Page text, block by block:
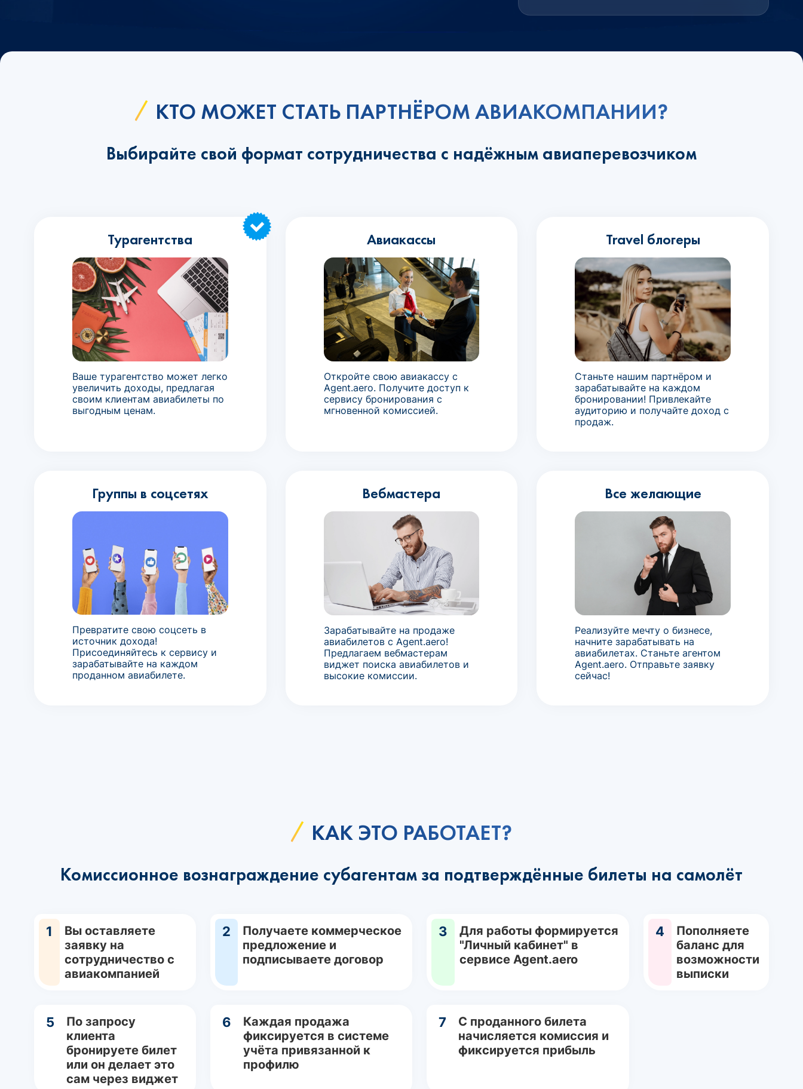
КТО МОЖЕТ СТАТЬ ПАРТНЁРОМ АВИАКОМПАНИИ?
Выбирайте свой формат сотрудничества с надёжным авиаперевозчиком
Турагентства
Ваше турагентство может легко
увеличить доходы, предлагая
своим клиентам авиабилеты по
выгодным ценам.
Авиакассы
Откройте свою авиакассу с
Agent.aero. Получите доступ к
сервису бронирования с
мгновенной комиссией.
Travel блогеры
Станьте нашим партнёром и
зарабатывайте на каждом
бронировании! Привлекайте
аудиторию и получайте доход с
продаж.
Группы в соцсетях
Превратите свою соцсеть в
источник дохода!
Присоединяйтесь к сервису и
зарабатывайте на каждом
проданном авиабилете.
Вебмастера
Зарабатывайте на продаже
авиабилетов с Agent.aero!
Предлагаем вебмастерам
виджет поиска авиабилетов и
высокие комиссии.
Все желающие
Реализуйте мечту о бизнесе,
начните зарабатывать на
авиабилетах. Станьте агентом
Agent.aero. Отправьте заявку
сейчас!
КАК ЭТО РАБОТАЕТ?
Комиссионное вознаграждение субагентам за подтверждённые билеты на самолёт
1
Вы оставляете
заявку на
сотрудничество с
авиакомпанией
2
Получаете коммерческое
предложение и
подписываете договор
3
Для работы формируется
"Личный кабинет" в
сервисе Agent.aero
4
Пополняете
баланс для
возможности
выписки
5
По запросу
клиента
бронируете билет
или он делает это
сам через виджет
6
Каждая продажа
фиксируется в системе
учёта привязанной к
профилю
7
С проданного билета
начисляется комиссия и
фиксируется прибыль